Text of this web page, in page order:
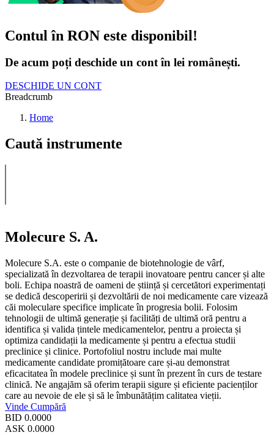
Contul în RON este disponibil!
De acum poți deschide un cont în lei românești.
DESCHIDE UN CONT
Breadcrumb
Home
Caută instrumente
Molecure S. A.
Molecure S.A. este o companie de biotehnologie de vârf,
specializată în dezvoltarea de terapii inovatoare pentru cancer și alte
boli. Echipa noastră de oameni de știință și cercetători experimentați
se dedică descoperirii și dezvoltării de noi medicamente care vizează
căi moleculare specifice implicate în progresia bolii. Folosim
tehnologii de ultimă generație și facilități de ultimă oră pentru a
identifica și valida țintele medicamentelor, pentru a proiecta și
optimiza candidații la medicamente și pentru a efectua studii
preclinice și clinice. Portofoliul nostru include mai multe
medicamente candidate promițătoare care și-au demonstrat
eficacitatea în modele preclinice și sunt în prezent în curs de testare
clinică. Ne angajăm să oferim terapii sigure și eficiente pacienților
care au nevoie de ele și să le îmbunătățim calitatea vieții.
Vinde Cumpără
BID 0.0000
ASK 0.0000